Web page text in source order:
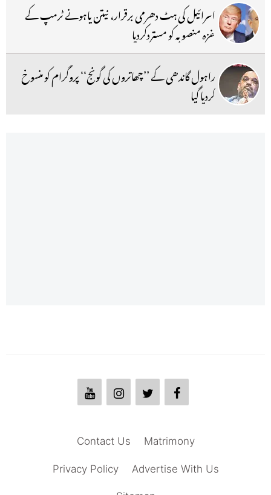
اسرائیل کی ہٹ دھرمی برقرار، نیتن یاہونے ٹرمپ کے
غزہ منصوبہ کو مستردکردیا
راہول گاندھی کے ’’چھاتروں کی گونج‘‘ پروگرام کو منسوخ
کردیا گیا
Matrimony
Contact Us
Advertise With Us
Privacy Policy